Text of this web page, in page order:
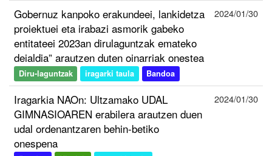
Gobernuz kanpoko erakundeei, lankidetza
proiektuei eta irabazi asmorik gabeko
entitateei 2023an dirulaguntzak emateko
deialdia” arautzen duten oinarriak onestea
Diru-laguntzak iragarki taula Bandoa
2024/01/30
Iragarkia NAOn: Ultzamako UDAL
GIMNASIOAREN erabilera arautzen duen
udal ordenantzaren behin-betiko
onespena
2024/01/30